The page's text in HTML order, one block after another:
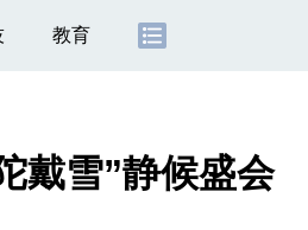
教育
戴雪”静候盛会